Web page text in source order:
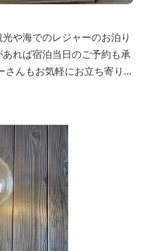
や海でのレジャーのお泊り
れば宿泊当日のご予約も承
んもお気軽にお立ち寄りく